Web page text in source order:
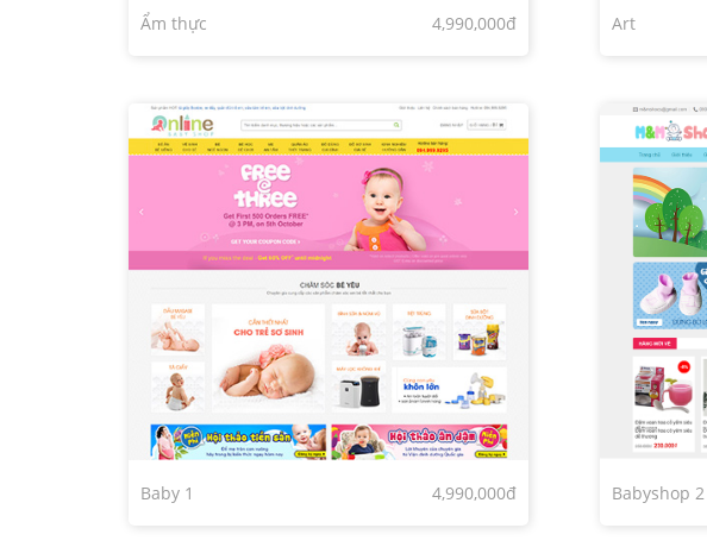
Ẩm thực 4,990,000đ Art
Baby 1 4,990,000đ Babyshop 2